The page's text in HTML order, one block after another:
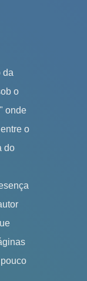
da
o
onde
o
do